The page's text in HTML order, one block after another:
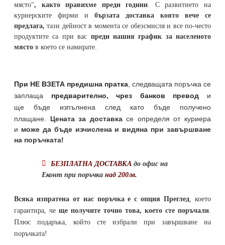
място", както правихме преди години . С развитието на
куриерските фирми и бързата доставка която вече се
предлага, тази дейност в момента се обезсмисля и все по-често
продуктите са при вас преди нашия график за населеното
място в което се намирате.
При НЕ ВЗЕТА предишна пратка следващата поръчка се
заплаща предварително, чрез банков превод и
ще бъде изпълнена след като бъде получено
плащане. Цената за доставкасе определя от куриера
и може да бъде изчислена и видяна при завършване
на поръчката!
БЕЗПЛАТНА ДОСТАВКА до офис на
Еконт при поръчка над 200лв.
Всяка изпратена от нас поръчка е с опция Преглед , което
гарантира, че ще получите точно това, което сте поръчали
Плюс подаръка, който сте избрали при завършване на
поръчката!